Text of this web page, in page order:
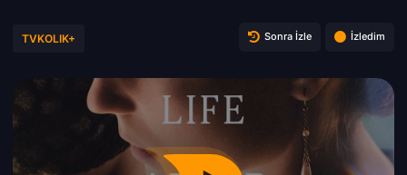
TVKOLIK+ Sonra İzle İzledim